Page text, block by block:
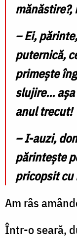
mănăstire?,
–Ei,
puternică,
primește
slujire...
anul trecut!
–I-auzi,
părintește
pricopsit cu
Am râs
Într-o seară,